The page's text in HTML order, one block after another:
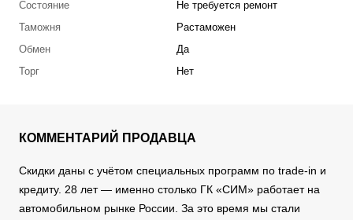
Состояние
Не требуется ремонт
Таможня
Растаможен
Обмен
Да
Торг
Нет
КОММЕНТАРИЙ ПРОДАВЦА
Скидки даны с учётом специальных программ по trade-in и
кредиту. 28 лет — именно столько ГК «СИМ» работает на
автомобильном рынке России. За это время мы стали